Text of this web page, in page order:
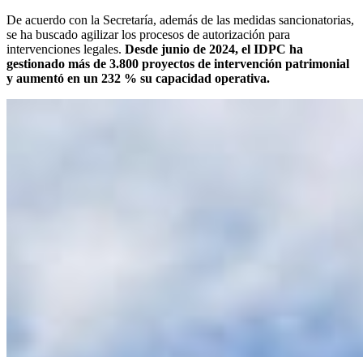
De acuerdo con la Secretaría, además de las medidas sancionatorias,
se ha buscado agilizar los procesos de autorización para
intervenciones legales. Desde junio de 2024, el IDPC ha
gestionado más de 3.800 proyectos de intervención patrimonial
y aumentó en un 232 % su capacidad operativa.